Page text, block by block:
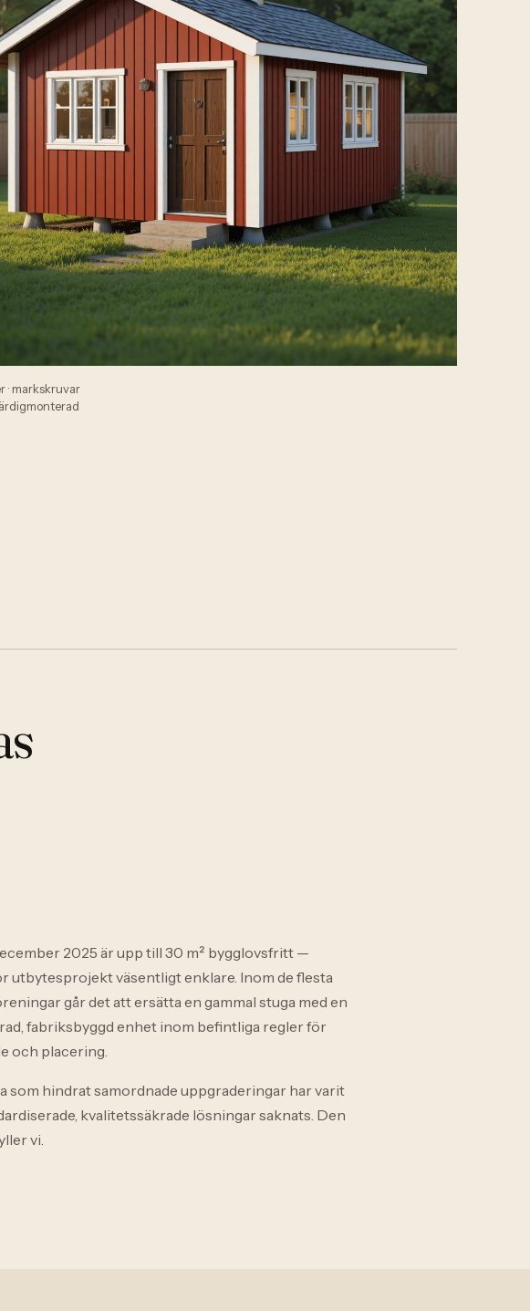
· markskruvar
2025 är upp till 30 m² bygglovsfritt —
utbytesprojekt väsentligt enklare. Inom de flesta
går det att ersätta en gammal stuga med en
fabriksbyggd enhet inom befintliga regler för
och placering.
som hindrat samordnade uppgraderingar har varit
kvalitetssäkrade lösningar saknats. Den
vi.